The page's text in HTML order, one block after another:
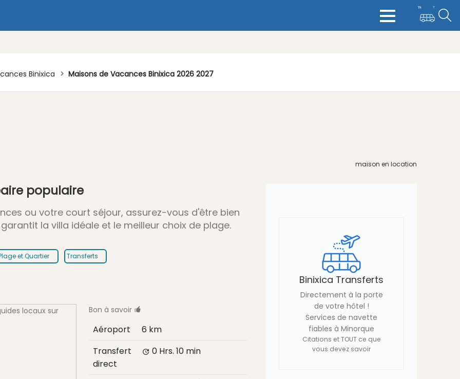
Binixica Maisons de Vacances Binixica 2026 2027
maison en location
populaire
ou votre court séjour, assurez-vous d'être bien
la villa idéale et le meilleur choix de plage.
et Quartier Transferts
Bon à savoir
Aéroport
6 km
Transfert
direct
0 Hrs. 10 min
Binixica Transferts
Directement à la porte
de votre hôtel !
Services de navette
fiables à Minorque
Citations et TOUT ce que
vous devez savoir